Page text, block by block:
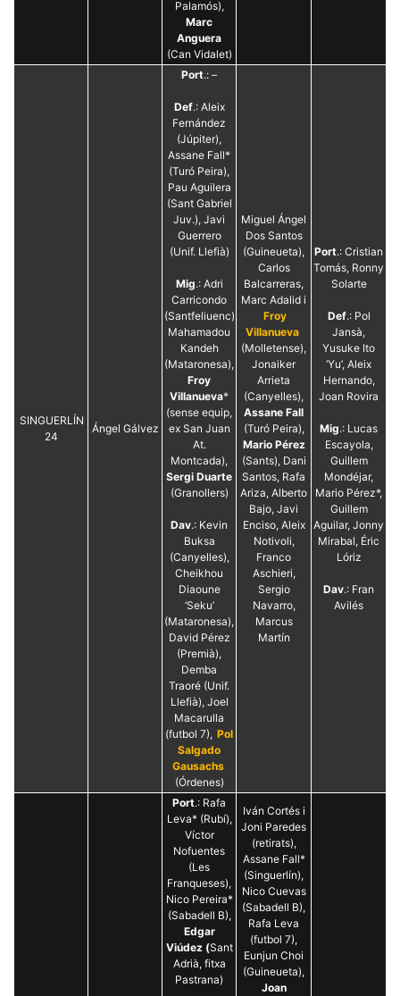
Palamós),
Marc
Anguera
(Can Vidalet)
SINGUERLÍN
24
Ángel Gálvez
Port.: –
Def.: Aleix
Fernández
(Júpiter),
Assane Fall*
(Turó Peira),
Pau Aguilera
(Sant Gabriel
Juv.), Javi
Guerrero
(Unif. Llefià)
Mig.: Adri
Carricondo
(Santfeliuenc),
Mahamadou
Kandeh
(Mataronesa),
Froy
Villanueva*
(sense equip,
ex San Juan
At.
Montcada),
Sergi Duarte
(Granollers)
Dav.: Kevin
Buksa
(Canyelles),
Cheikhou
Diaoune
‘Seku’
(Mataronesa),
David Pérez
(Premià),
Demba
Traoré (Unif.
Llefià), Joel
Macarulla
(futbol 7), Pol
Salgado
Gausachs
(Órdenes)
Miguel Ángel
Dos Santos
(Guineueta),
Carlos
Balcarreras,
Marc Adalid i
Froy
Villanueva
(Molletense),
Jonaiker
Arrieta
(Canyelles),
Assane Fall
(Turó Peira),
Mario Pérez
(Sants), Dani
Santos, Rafa
Ariza, Alberto
Bajo, Javi
Enciso, Aleix
Notivoli,
Franco
Aschieri,
Sergio
Navarro,
Marcus
Martín
Port.: Cristian
Tomás, Ronny
Solarte
Def.: Pol
Jansà,
Yusuke Ito
‘Yu’, Aleix
Hernando,
Joan Rovira
Mig.: Lucas
Escayola,
Guillem
Mondéjar,
Mario Pérez*,
Guillem
Aguilar, Jonny
Mirabal, Éric
Lóriz
Dav.: Fran
Avilés
Port.: Rafa
Leva* (Rubí),
Víctor
Nofuentes
(Les
Franqueses),
Nico Pereira*
(Sabadell B),
Edgar
Viúdez (Sant
Adrià, fitxa
Pastrana)
Iván Cortés i
Joni Paredes
(retirats),
Assane Fall*
(Singuerlín),
Nico Cuevas
(Sabadell B),
Rafa Leva
(futbol 7),
Eunjun Choi
(Guineueta),
Joan